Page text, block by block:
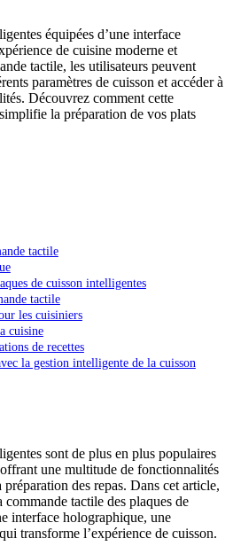
équipées d’une interface
de cuisine moderne et
tactile, les utilisateurs peuvent
paramètres de cuisson et accéder à
Découvrez comment cette
la préparation de vos plats
tactile
de cuisson intelligentes
tactile
les cuisiniers
cuisine
de recettes
la gestion intelligente de la cuisson
sont de plus en plus populaires
une multitude de fonctionnalités
des repas. Dans cet article,
tactile des plaques de
interface holographique, une
transforme l’expérience de cuisson.